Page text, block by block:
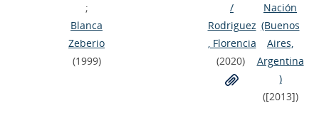
;
Blanca
Zeberio
(1999)
/
Rodriguez
, Florencia
(2020)
Nación
(Buenos
Aires,
Argentina
)
([2013])